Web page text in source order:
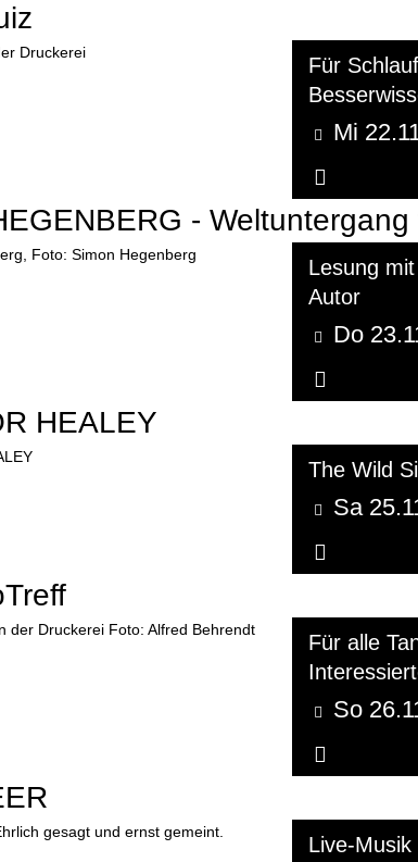
Für
Mi
- Weltuntergang
Lesung
Autor
Do
HEALEY
The Wild
Sa
Für alle
So
Live-